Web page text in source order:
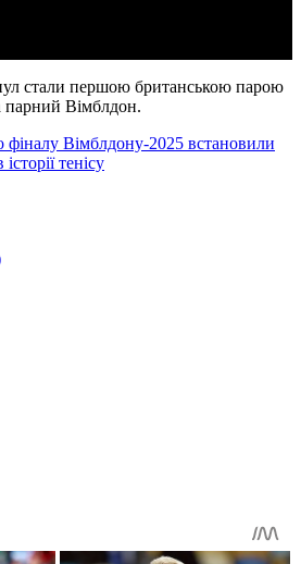
стали першою британською парою
парний Вімблдон.
фіналу Вімблдону-2025 встановили
тенісу